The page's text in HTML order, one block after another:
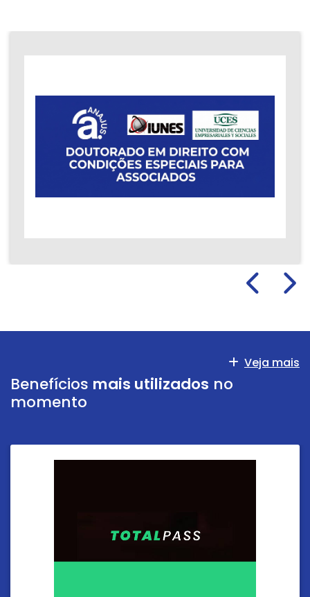
Benefícios mais utilizados no
momento
Veja mais